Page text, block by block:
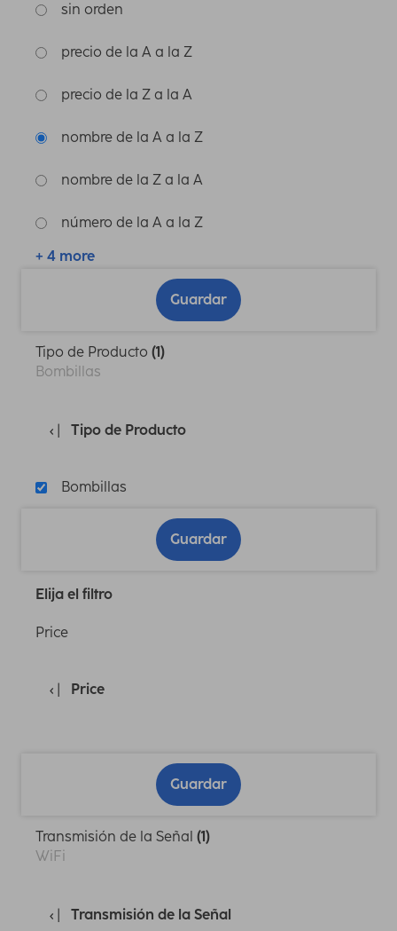
sin orden
precio de la A a la Z
precio de la Z a la A
nombre de la A a la Z
nombre de la Z a la A
número de la A a la Z
+ 4 more
Guardar
Tipo de Producto (1)
Bombillas
Tipo de Producto
Bombillas
Guardar
Elija el filtro
Price
Price
Guardar
Transmisión de la Señal (1)
WiFi
Transmisión de la Señal